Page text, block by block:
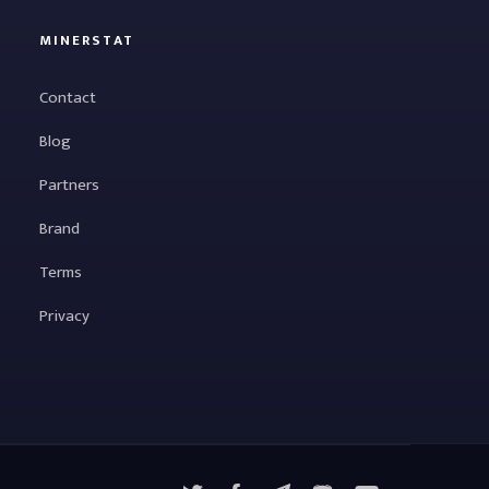
MINERSTAT
Contact
Blog
Partners
Brand
Terms
Privacy